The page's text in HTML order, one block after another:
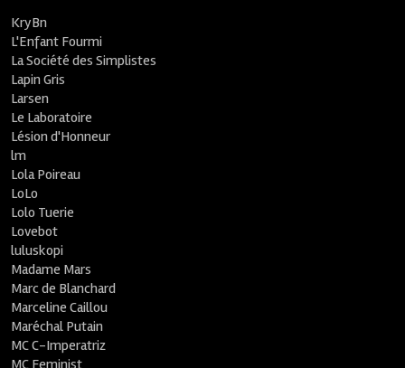
KryBn
L'Enfant Fourmi
La Société des Simplistes
Lapin Gris
Larsen
Le Laboratoire
Lésion d'Honneur
lm
Lola Poireau
LoLo
Lolo Tuerie
Lovebot
luluskopi
Madame Mars
Marc de Blanchard
Marceline Caillou
Maréchal Putain
MC C-Imperatriz
MC Feminist